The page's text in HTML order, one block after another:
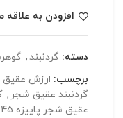
افزودن به علاقه
دسته: گردنبند,
برچسب: ارزش
گردنبند عقیق شجر ,
عقیق شجر پاییزه 5.45 گرم